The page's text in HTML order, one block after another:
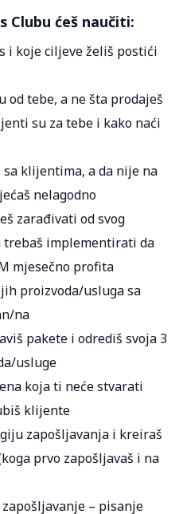
Clubu ćeš naučiti:
i koje ciljeve želiš postići
tebe, a ne šta prodaješ
su za tebe i kako naći
klijentima, a da nije na
nelagodno
zarađivati od svog
implementirati da
mjesečno profita
proizvoda/usluga sa
na
pakete i odrediš svoja 3
usluge
koja ti neće stvarati
klijente
zapošljavanja i kreiraš
prvo zapošljavaš i na
– pisanje